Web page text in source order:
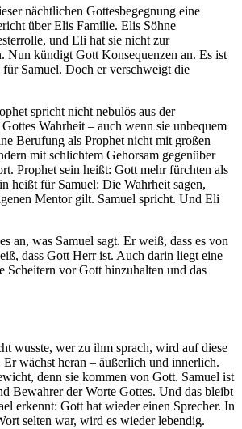
nächtlichen Gottesbegegnung eine
über Elis Familie. Elis Söhne
und Eli hat sie nicht zur
Nun kündigt Gott Konsequenzen an. Es ist
Samuel. Doch er verschweigt die
spricht nicht nebulös aus der
Wahrheit – auch wenn sie unbequem
Berufung als Prophet nicht mit großen
mit schlichtem Gehorsam gegenüber
Prophet sein heißt: Gott mehr fürchten als
heißt für Samuel: Die Wahrheit sagen,
Mentor gilt. Samuel spricht. Und Eli
an, was Samuel sagt. Er weiß, dass es von
dass Gott Herr ist. Auch darin liegt eine
Scheitern vor Gott hinzuhalten und das
wusste, wer zu ihm sprach, wird auf diese
Er wächst heran – äußerlich und innerlich.
denn sie kommen von Gott. Samuel ist
Bewahrer der Worte Gottes. Und das bleibt
erkennt: Gott hat wieder einen Sprecher. In
selten war, wird es wieder lebendig.